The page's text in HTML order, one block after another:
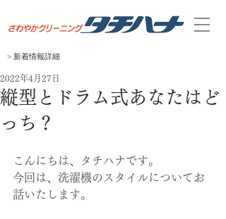
> 新着​情報​詳細
縦型とドラム式あなたはど
っち？
2022年4月27日
こんにちは、タチハナです。
今回は、洗濯機のスタイルについてお
話いたします。